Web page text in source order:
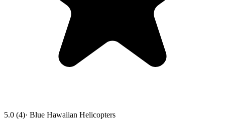
5.0 (4)· Blue Hawaiian Helicopters